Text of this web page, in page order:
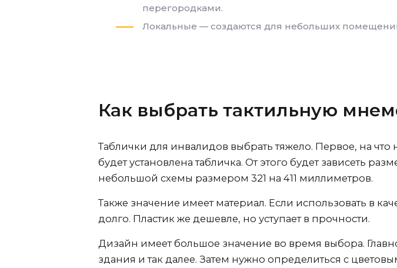
перегородками.
Локальные — создаются для небольших
Как выбрать тактильную
Таблички для инвалидов выбрать тяжело. Первое, на
будет установлена табличка. От этого будет зависеть
небольшой схемы размером 321 на 411 миллиметров.
Также значение имеет материал. Если использовать в
долго. Пластик же дешевле, но уступает в прочности.
Дизайн имеет большое значение во время выбора.
здания и так далее. Затем нужно определиться с